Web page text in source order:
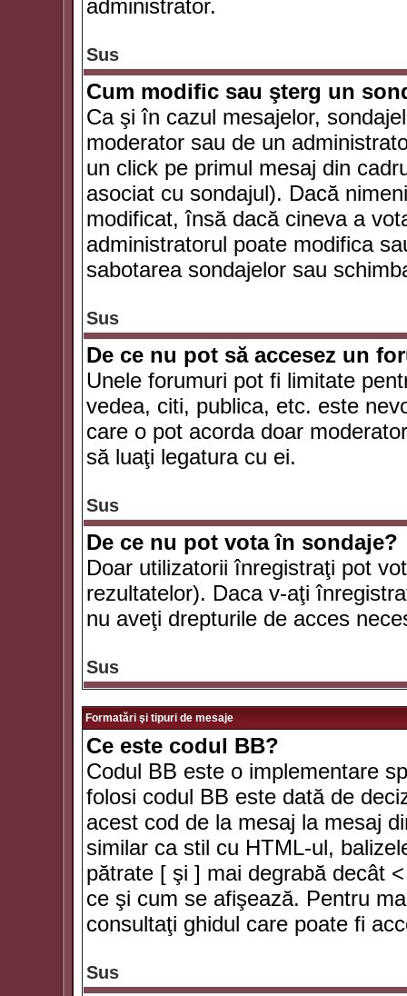
administrator.
Sus
Cum modific sau şterg un
Ca şi în cazul mesajelor,
moderator sau de un
un click pe primul mesaj din
asociat cu sondajul). Dacă
modificat, însă dacă cineva a
administratorul poate modifica
sabotarea sondajelor sau
Sus
De ce nu pot să accesez un
Unele forumuri pot fi limitate
vedea, citi, publica, etc. este
care o pot acorda doar
să luaţi legatura cu ei.
Sus
De ce nu pot vota în sondaje?
Doar utilizatorii înregistraţi pot
rezultatelor). Daca v-aţi
nu aveţi drepturile de acces
Sus
Formatări şi tipuri de mesaje
Ce este codul BB?
Codul BB este o implementare
folosi codul BB este dată de
acest cod de la mesaj la mesaj
similar ca stil cu HTML-ul,
pătrate [ şi ] mai degrabă decât
ce şi cum se afişează. Pentru
consultaţi ghidul care poate fi
Sus